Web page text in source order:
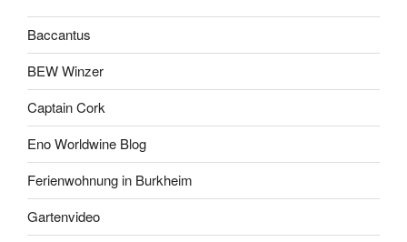
Baccantus
BEW Winzer
Captain Cork
Eno Worldwine Blog
Ferienwohnung in Burkheim
Gartenvideo